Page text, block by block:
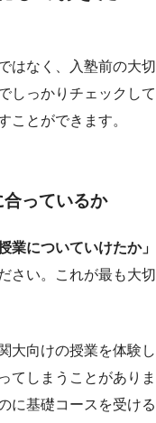
はなく、入塾前の大切
しっかりチェックして
ことができます。
っているか
授業についていけたか」
さい。これが最も大切
大向けの授業を体験し
てしまうことがありま
に基礎コースを受ける